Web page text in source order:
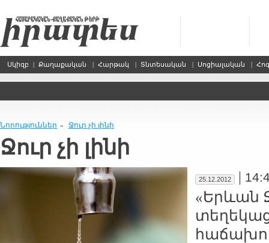
Սկիզբ | Քաղաքական | Հարթակ | Տնտեսական | Սոցիալական |
Նորություններ » Ջուր չի լինի
Ջուր չի լինի
25.12.2012 |
«Երևան